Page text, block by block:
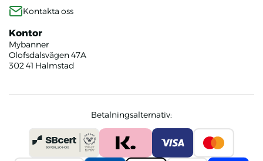
Kontakta oss
Kontor
Mybanner
Olofsdalsvägen 47A
302 41 Halmstad
Betalningsalternativ: